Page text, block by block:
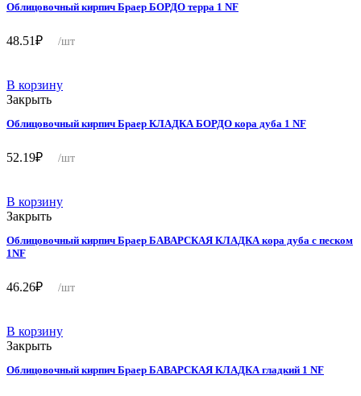
Облицовочный кирпич Браер БОРДО терра 1 NF
48.51₽ /шт
В корзину
Закрыть
Облицовочный кирпич Браер КЛАДКА БОРДО кора дуба 1 NF
52.19₽ /шт
В корзину
Закрыть
Облицовочный кирпич Браер БАВАРСКАЯ КЛАДКА кора дуба с песком
1NF
46.26₽ /шт
В корзину
Закрыть
Облицовочный кирпич Браер БАВАРСКАЯ КЛАДКА гладкий 1 NF